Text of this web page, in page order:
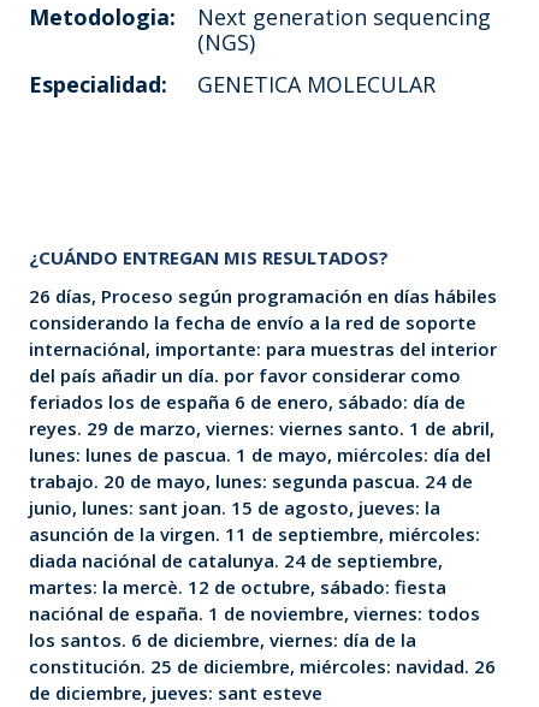
Metodologia:
Next generation sequencing
(NGS)
Especialidad:
GENETICA MOLECULAR
¿CUÁNDO ENTREGAN MIS RESULTADOS?
26 días, Proceso según programación en días hábiles
considerando la fecha de envío a la red de soporte
internaciónal, importante: para muestras del interior
del país añadir un día. por favor considerar como
feriados los de españa 6 de enero, sábado: día de
reyes. 29 de marzo, viernes: viernes santo. 1 de abril,
lunes: lunes de pascua. 1 de mayo, miércoles: día del
trabajo. 20 de mayo, lunes: segunda pascua. 24 de
junio, lunes: sant joan. 15 de agosto, jueves: la
asunción de la virgen. 11 de septiembre, miércoles:
diada naciónal de catalunya. 24 de septiembre,
martes: la mercè. 12 de octubre, sábado: fiesta
naciónal de españa. 1 de noviembre, viernes: todos
los santos. 6 de diciembre, viernes: día de la
constitución. 25 de diciembre, miércoles: navidad. 26
de diciembre, jueves: sant esteve